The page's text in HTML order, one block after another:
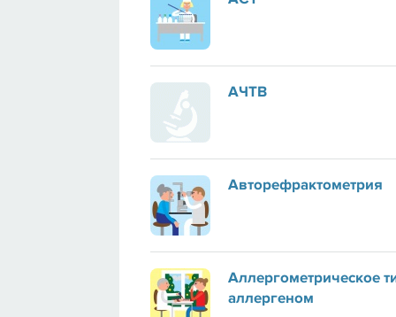
АЧТВ
Авторефрактометрия
Аллергометрическое
аллергеном